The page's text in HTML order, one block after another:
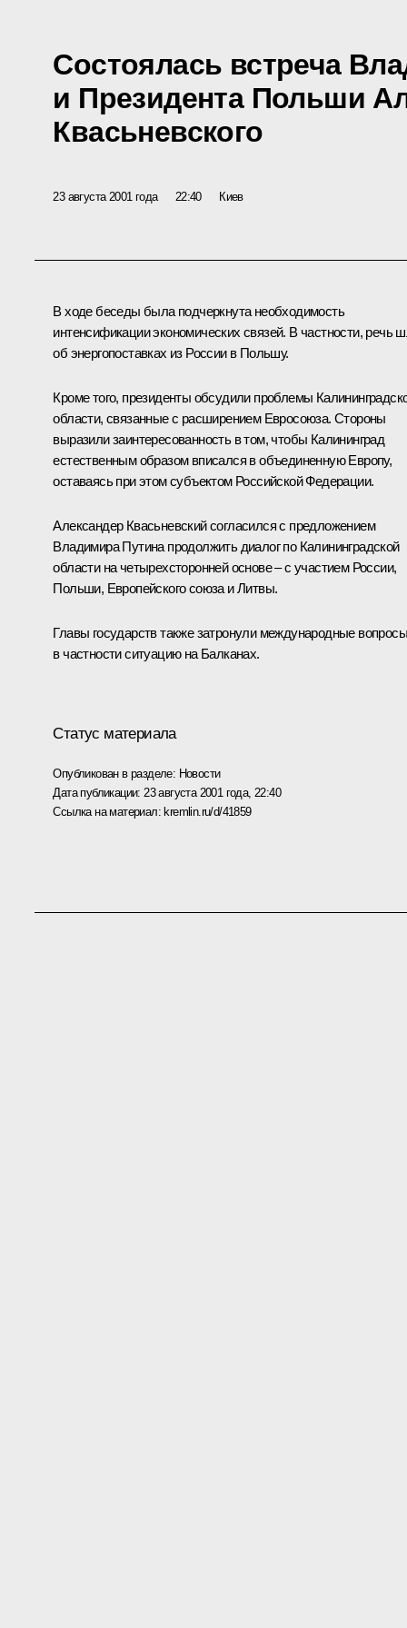
Состоялась встреча
и Президента Польши
Квасьневского
23 августа 2001 года 22:40 Киев
В ходе беседы была подчеркнута необходимость
интенсификации экономических связей. В частности, речь
об энергопоставках из России в Польшу.
Кроме того, президенты обсудили проблемы
области, связанные с расширением Евросоюза. Стороны
выразили заинтересованность в том, чтобы Калининград
естественным образом вписался в объединенную Европу,
оставаясь при этом субъектом Российской Федерации.
Александер Квасьневский согласился с предложением
Владимира Путина продолжить диалог по Калининградской
области на четырехсторонней основе – с участием России,
Польши, Европейского союза и Литвы.
Главы государств также затронули международные
в частности ситуацию на Балканах.
Статус материала
Опубликован в разделе: Новости
Дата публикации: 23 августа 2001 года, 22:40
Ссылка на материал:kremlin.ru/d/41859